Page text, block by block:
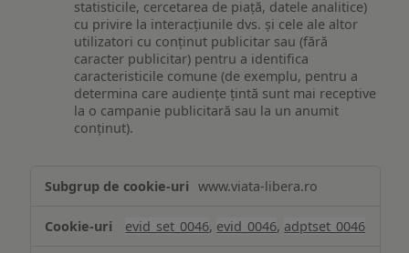
statisticile, cercetarea de piață, datele analitice)
cu privire la interacțiunile dvs. și cele ale altor
utilizatori cu conținut publicitar sau (fără
caracter publicitar) pentru a identifica
caracteristicile comune (de exemplu, pentru a
determina care audiențe țintă sunt mai receptive
la o campanie publicitară sau la un anumit
conținut).
www.viata-libera.ro
evid_set_0046, evid_0046, adptset_0046